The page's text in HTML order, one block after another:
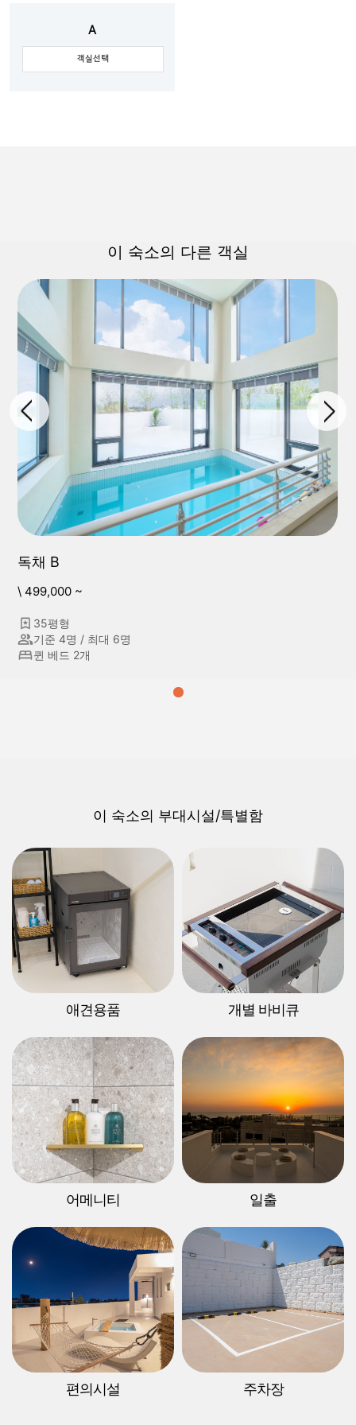
A
객실선택
이 숙소의 다른 객실
독채 B
\ 499,000 ~
35평형
기준 4명 / 최대 6명
퀸 베드 2개
이 숙소의 부대시설/특별함
애견용품 개별 바비큐
어메니티 일출
편의시설 주차장